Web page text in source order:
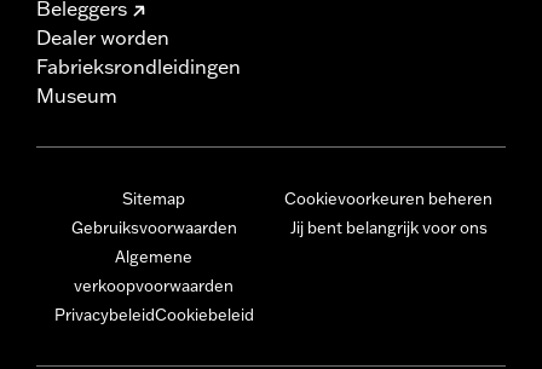
Beleggers
Dealer worden
Fabrieksrondleidingen
Museum
Sitemap
Gebruiksvoorwaarden
Algemene
verkoopvoorwaarden
PrivacybeleidCookiebeleid
Cookievoorkeuren beheren
Jij bent belangrijk voor ons